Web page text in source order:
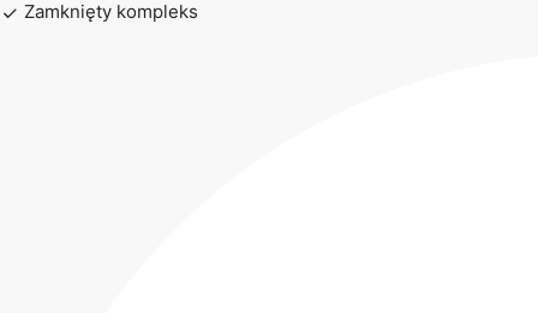
Zamknięty kompleks